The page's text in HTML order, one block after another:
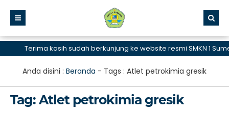
Terima kasih sudah berkunjung ke website resmi SMKN 1
Anda disini : Beranda - Tags : Atlet petrokimia gresik
Tag: Atlet petrokimia gresik